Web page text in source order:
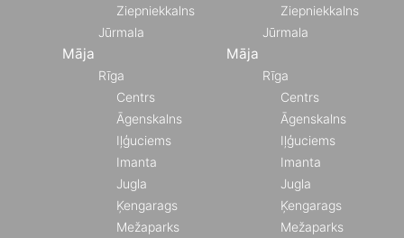
Ziepniekkalns
Jūrmala
Māja
Rīga
Centrs
Āgenskalns
Iļģuciems
Imanta
Jugla
Ķengarags
Mežaparks
Ziepniekkalns
Jūrmala
Māja
Rīga
Centrs
Āgenskalns
Iļģuciems
Imanta
Jugla
Ķengarags
Mežaparks